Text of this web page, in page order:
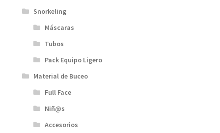
Snorkeling
Máscaras
Tubos
Pack Equipo Ligero
Material de Buceo
Full Face
Niñ@s
Accesorios